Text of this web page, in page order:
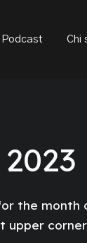
Podcast Chi
the
upper